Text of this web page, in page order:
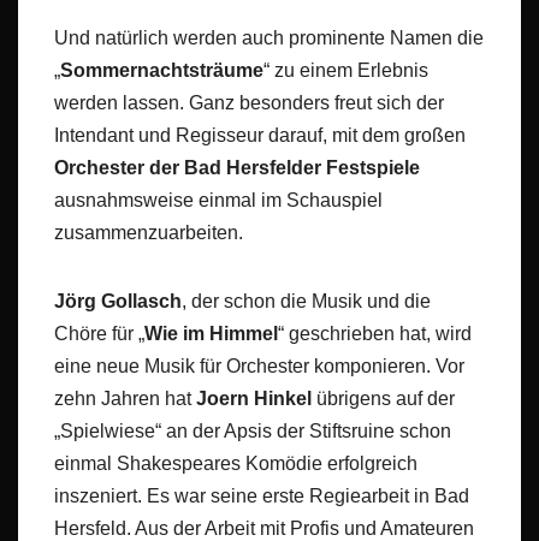
Und natürlich werden auch prominente Namen die
„Sommernachtsträume“ zu einem Erlebnis
werden lassen. Ganz besonders freut sich der
Intendant und Regisseur darauf, mit dem großen
Orchester der Bad Hersfelder Festspiele
ausnahmsweise einmal im Schauspiel
zusammenzuarbeiten.
Jörg Gollasch, der schon die Musik und die
Chöre für „Wie im Himmel “ geschrieben hat, wird
eine neue Musik für Orchester komponieren. Vor
zehn Jahren hatJoern Hinkel übrigens auf der
„Spielwiese“ an der Apsis der Stiftsruine schon
einmal Shakespeares Komödie erfolgreich
inszeniert. Es war seine erste Regiearbeit in Bad
Hersfeld. Aus der Arbeit mit Profis und Amateuren